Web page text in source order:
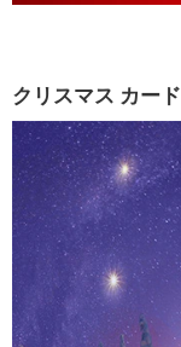
クリスマス カード